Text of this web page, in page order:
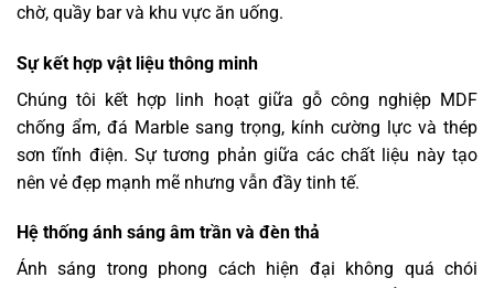
chờ, quầy bar và khu vực ăn uống.
Sự kết hợp vật liệu thông minh
Chúng tôi kết hợp linh hoạt giữa gỗ công nghiệp MDF
chống ẩm, đá Marble sang trọng, kính cường lực và thép
sơn tĩnh điện. Sự tương phản giữa các chất liệu này tạo
nên vẻ đẹp mạnh mẽ nhưng vẫn đầy tinh tế.
Hệ thống ánh sáng âm trần và đèn thả
Ánh sáng trong phong cách hiện đại không quá chói